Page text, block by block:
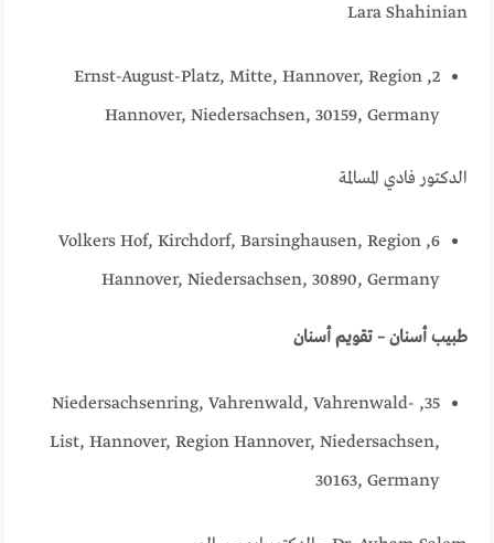
Lara Shahinian
2, Ernst-August-Platz, Mitte, Hannover, Region
Hannover, Niedersachsen, 30159, Germany
الدكتور فادي المسالمة
6, Volkers Hof, Kirchdorf, Barsinghausen, Region
Hannover, Niedersachsen, 30890, Germany
طبيب أسنان – تقويم أسنان
35, Niedersachsenring, Vahrenwald, Vahrenwald-
List, Hannover, Region Hannover, Niedersachsen,
30163, Germany